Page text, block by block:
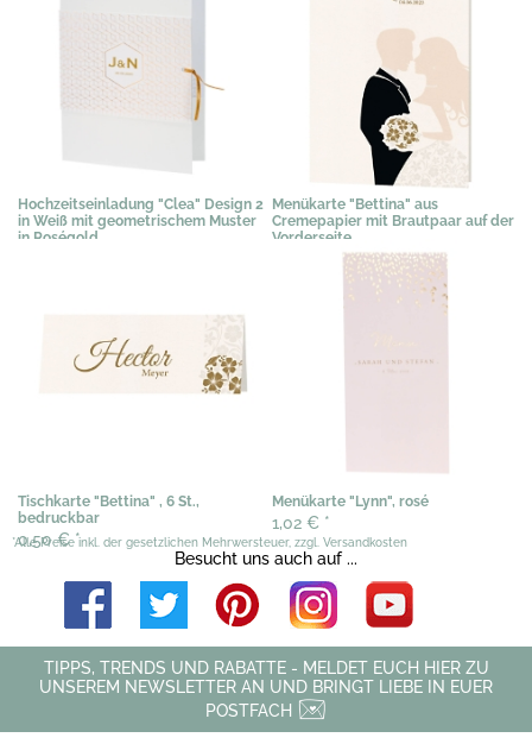
Hochzeitseinladung "Clea" Design 2
in Weiß mit geometrischem Muster
in Roségold
Menükarte "Bettina" aus
Cremepapier mit Brautpaar auf der
Vorderseite
Tischkarte "Bettina" , 6 St.,
bedruckbar
0,50 €*
Menükarte "Lynn", rosé
1,02 € *
*Alle Preise inkl. der gesetzlichen Mehrwersteuer, zzgl. Versandkosten
Besucht uns auch auf ...
TIPPS, TRENDS UND RABATTE - MELDET EUCH HIER ZU
UNSEREM NEWSLETTER AN UND BRINGT LIEBE IN EUER
POSTFACH